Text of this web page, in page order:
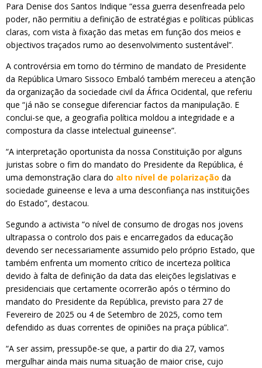
Para Denise dos Santos Indique “essa guerra desenfreada pelo
poder, não permitiu a definição de estratégias e políticas públicas
claras, com vista à fixação das metas em função dos meios e
objectivos traçados rumo ao desenvolvimento sustentável”.
A controvérsia em torno do término de mandato de Presidente
da República Umaro Sissoco Embaló também mereceu a atenção
da organização da sociedade civil da África Ocidental, que referiu
que “já não se consegue diferenciar factos da manipulação. E
conclui-se que, a geografia política moldou a integridade e a
compostura da classe intelectual guineense”.
“A interpretação oportunista da nossa Constituição por alguns
juristas sobre o fim do mandato do Presidente da República, é
uma demonstração clara do alto nível de polarização da
sociedade guineense e leva a uma desconfiança nas instituições
do Estado”, destacou.
Segundo a activista “o nível de consumo de drogas nos jovens
ultrapassa o controlo dos pais e encarregados da educação
devendo ser necessariamente assumido pelo próprio Estado, que
também enfrenta um momento crítico de incerteza política
devido à falta de definição da data das eleições legislativas e
presidenciais que certamente ocorrerão após o término do
mandato do Presidente da República, previsto para 27 de
Fevereiro de 2025 ou 4 de Setembro de 2025, como tem
defendido as duas correntes de opiniões na praça pública”.
“A ser assim, pressupõe-se que, a partir do dia 27, vamos
mergulhar ainda mais numa situação de maior crise, cujo